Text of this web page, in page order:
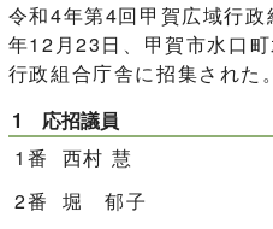
令和4年第4回甲賀広域行
年12月23日、甲賀市水口
行政組合庁舎に招集された。
1 応招議員
1番 西村 慧
2番 堀 郁子